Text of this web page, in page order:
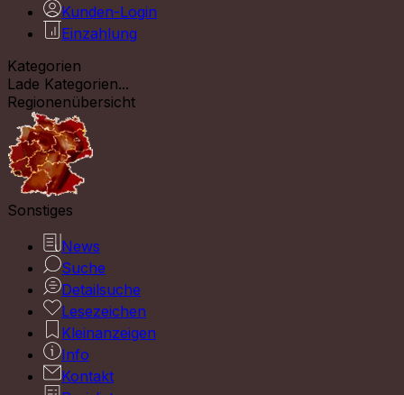
Kunden-Login
Einzahlung
Kategorien
Lade Kategorien...
Regionenübersicht
Sonstiges
News
Suche
Detailsuche
Lesezeichen
Kleinanzeigen
Info
Kontakt